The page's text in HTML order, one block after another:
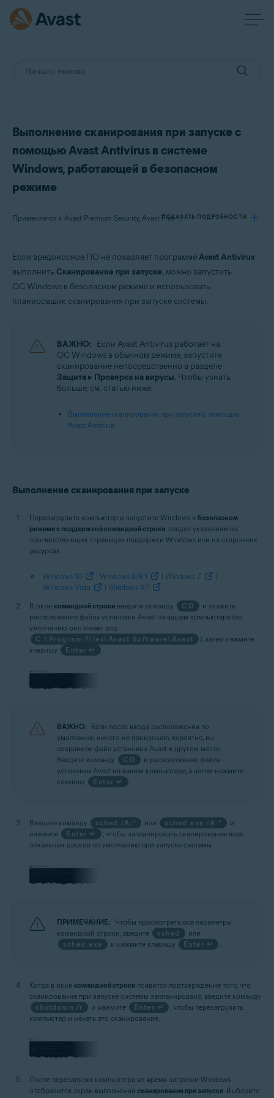
Выполнение сканирования при запуске с
помощью Avast Antivirus в системе
Windows, работающей в безопасном
режиме
Применяется к Avast Premium Security, Avast Free Antivirus
ПОКАЗАТЬ ПОДРОБНОСТИ
Продукты:
Avast Free Antivirus 21.x
Microsoft Windows 10 Home / Pro / Enterprise / Education — 32- или 64-
разрядная версия
Microsoft Windows 8.1 / Pro / Enterprise — 32- или 64-разрядная версия
Microsoft Windows 8 / Pro / Enterprise — 32- или 64-разрядная версия
Microsoft Windows 7 Home Basic / Home Premium / Professional /
64-разрядная версия
Если вредоносное ПО не позволяет программеAvast Antivirus
выполнить Сканирование при запуске, можно запустить
ОС Windows в безопасном режиме и использовать
планировщик сканирования при запуске системы.
ВАЖНО: Если Avast Antivirus работает на
ОС Windows в обычном режиме, запустите
сканирование непосредственно в разделе
Защита▸ Проверка на вирусы. Чтобы узнать
больше, см. статью ниже.
Выполнение сканирования при запуске с помощью
Avast Antivirus
Выполнение сканирования при запуске
Перезагрузите компьютер и запустите Windows в безопасном
режиме с поддержкой командной строки, следуя указаниям на
соответствующих страницах поддержки Windows или на сторонних
ресурсах.
Windows 10 Windows 8/8.1 Windows 7
Windows Vista
Windows XP
В окне командной строки введите команду CD
и укажите
расположение файла установки Avast на вашем компьютере (по
умолчанию оно имеет вид
C:\Program Files\Avast Software\Avast
), затем нажмите
клавишу
Enter ↵ .
ВАЖНО:
Если после ввода расположения по
умолчанию ничего не произошло, вероятно, вы
сохранили файл установки Avast в другом месте.
Введите команду
CD
и расположение файла
установки Avast на вашем компьютере, а затем нажмите
клавишу
Enter ↵ .
Введите команду sched /A:* или sched.exe /A:*
и
нажмите
Enter ↵
, чтобы запланировать сканирование всех
локальных дисков по умолчанию при запуске системы.
ПРИМЕЧАНИЕ:
Чтобы просмотреть все параметры
командной строки, введите
sched
или
sched.exe
и нажмите клавишу Enter ↵
Когда в окне командной строки появится подтверждение того, что
сканирование при запуске системы запланировано, введите команду
shutdown /r
и нажмите Enter ↵
, чтобы перезагрузить
компьютер и начать это сканирование.
После перезапуска компьютера во время загрузки Windows
отобразится экран выполнения сканирования при запуске. Выберите